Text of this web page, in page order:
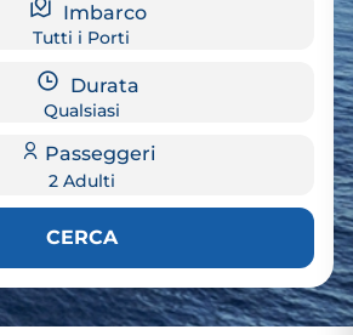
Imbarco
Tutti i Porti
Durata
Qualsiasi
Passeggeri
2 Adulti
CERCA